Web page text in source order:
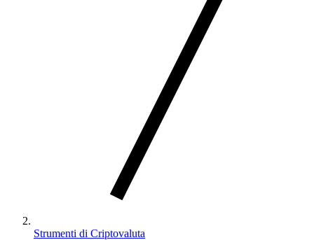
Strumenti di Criptovaluta